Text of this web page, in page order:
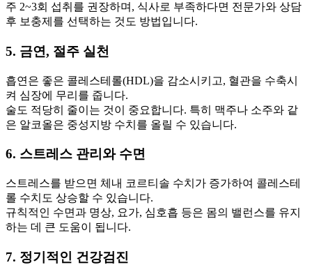
주 2~3회 섭취를 권장하며, 식사로 부족하다면 전문가와 상담
후 보충제를 선택하는 것도 방법입니다.
5. 금연, 절주 실천
흡연은 좋은 콜레스테롤(HDL)을 감소시키고, 혈관을 수축시
켜 심장에 무리를 줍니다.
술도 적당히 줄이는 것이 중요합니다. 특히 맥주나 소주와 같
은 알코올은 중성지방 수치를 올릴 수 있습니다.
6. 스트레스 관리와 수면
스트레스를 받으면 체내 코르티솔 수치가 증가하여 콜레스테
롤 수치도 상승할 수 있습니다.
규칙적인 수면과 명상, 요가, 심호흡 등은 몸의 밸런스를 유지
하는 데 큰 도움이 됩니다.
7. 정기적인 건강검진